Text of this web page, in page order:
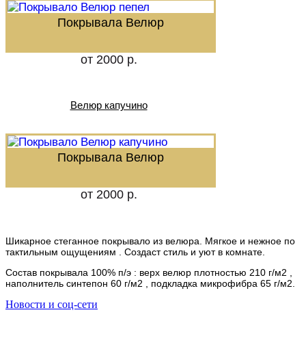
Покрывала Велюр
от 2000 р.
Велюр капучино
Покрывала Велюр
от 2000 р.
Шикарное стеганное покрывало из велюра. Мягкое и нежное по
тактильным ощущениям . Создаст стиль и уют в комнате.
Состав покрывала 100% п/э : верх велюр плотностью 210 г/м2 ,
наполнитель синтепон 60 г/м2 , подкладка микрофибра 65 г/м2.
Новости и соц-сети